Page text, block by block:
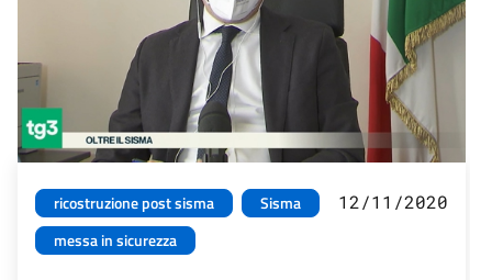
ricostruzione post sisma
Sisma
messa in sicurezza
12/11/2020